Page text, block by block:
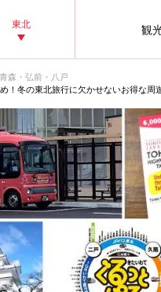
東北 観
青森・弘前・八戸
！冬の東北旅行に欠かせないお得な周